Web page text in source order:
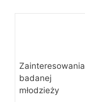
Zainteresowania
badanej
młodzieży